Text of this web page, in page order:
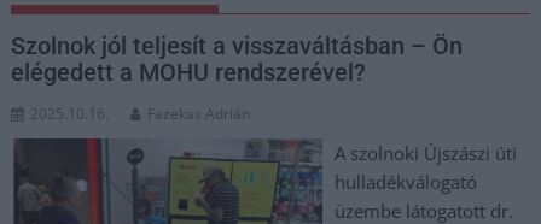
Szolnok jól teljesít a visszaváltásban – Ön
elégedett a MOHU rendszerével?
2025.10.16. Fazekas Adrián
A szolnoki Újszászi úti
hulladékválogató
üzembe látogatott dr.